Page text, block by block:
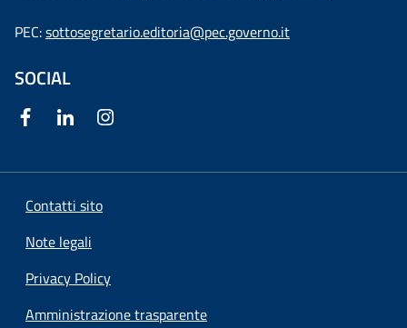
PEC:sottosegretario.editoria@pec.governo.it
SOCIAL
Contatti sito
Note legali
Privacy Policy
Amministrazione trasparente